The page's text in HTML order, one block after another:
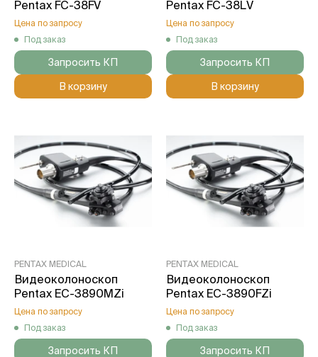
Pentax FC-38FV
Цена по запросу
Под заказ
Запросить КП
В корзину
Pentax FC-38LV
Цена по запросу
Под заказ
Запросить КП
В корзину
PENTAX MEDICAL
Видеоколоноскоп
Pentax EC-3890MZi
Цена по запросу
Под заказ
Запросить КП
PENTAX MEDICAL
Видеоколоноскоп
Pentax EC-3890FZi
Цена по запросу
Под заказ
Запросить КП